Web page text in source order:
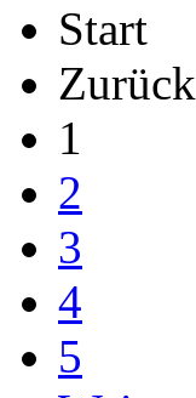
Start
Zurück
1
2
3
4
5